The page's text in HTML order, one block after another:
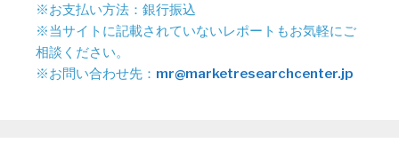
※お支払い方法：銀行振込
※当サイトに記載されていないレポートもお気軽にご
相談ください。
※お問い合わせ先： mr@marketresearchcenter.jp